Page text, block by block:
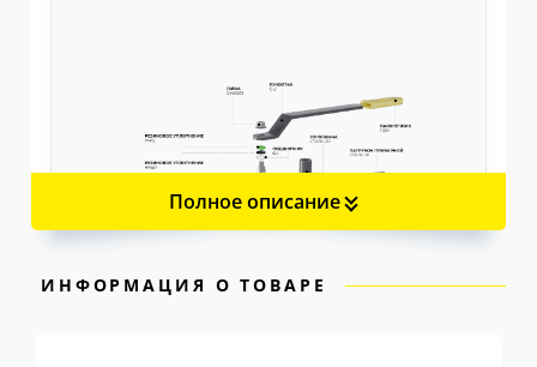
Полное описание
ИНФОРМАЦИЯ О ТОВАРЕ